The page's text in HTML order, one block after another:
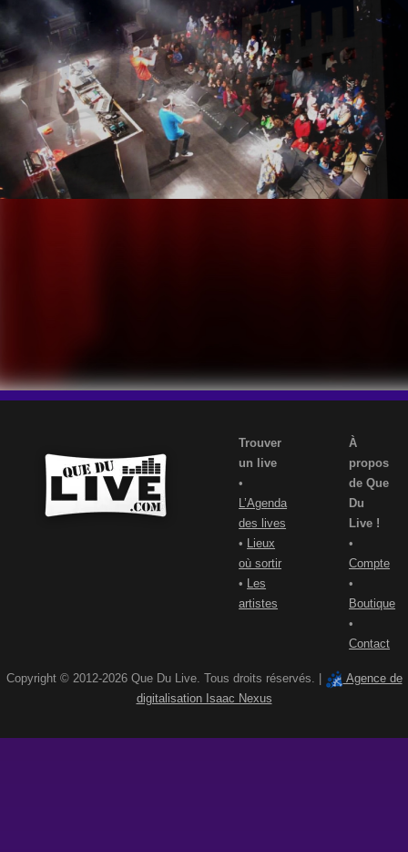
Trouver
un live
•
L’Agenda
des lives
•
Lieux
où sortir
•
Les
artistes
À
propos
de Que
Du
Live !
•
Compte
•
Boutique
•
Contact
Copyright © 2012-2026 Que Du Live. Tous droits réservés. |
Agence de
digitalisation Isaac Nexus